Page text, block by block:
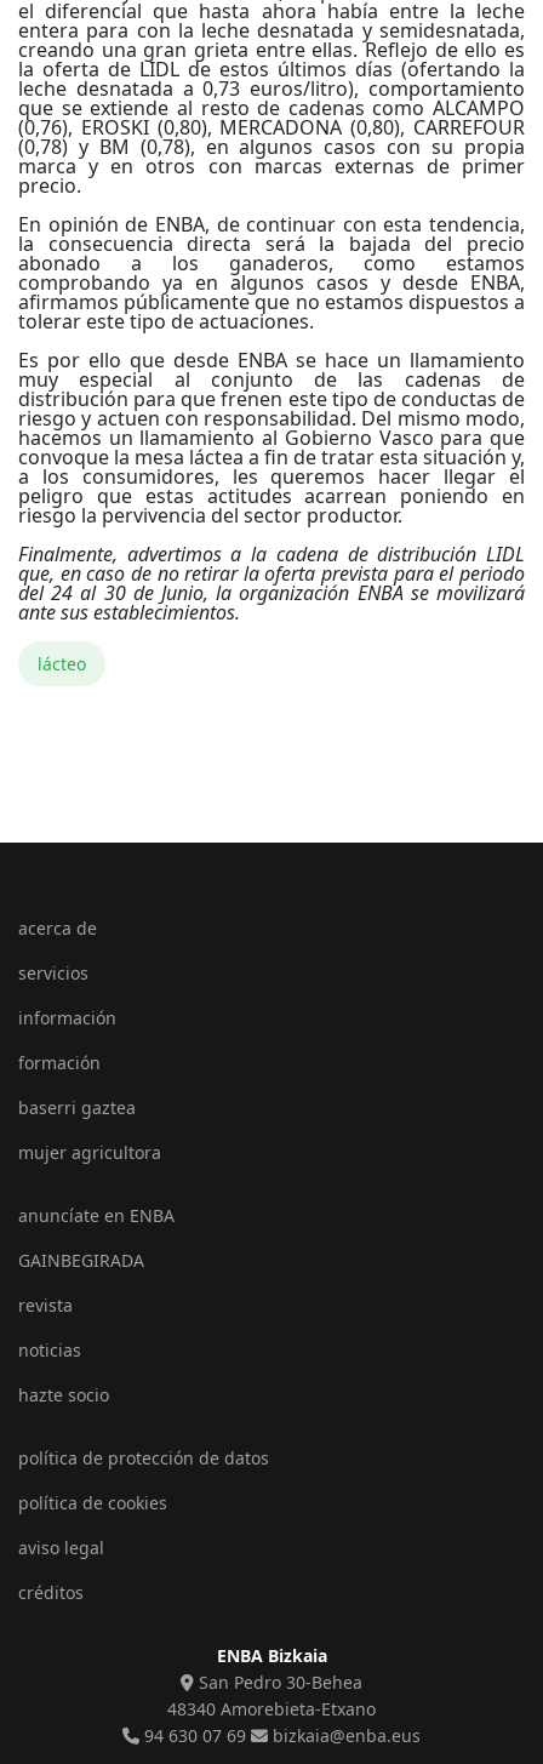
el diferencial que hasta ahora había entre la leche
entera para con la leche desnatada y semidesnatada,
creando una gran grieta entre ellas. Reflejo de ello es
la oferta de LIDL de estos últimos días (ofertando la
leche desnatada a 0,73 euros/litro), comportamiento
que se extiende al resto de cadenas como ALCAMPO
(0,76), EROSKI (0,80), MERCADONA (0,80), CARREFOUR
(0,78) y BM (0,78), en algunos casos con su propia
marca y en otros con marcas externas de primer
precio.
En opinión de ENBA, de continuar con esta tendencia,
la consecuencia directa será la bajada del precio
abonado a los ganaderos, como estamos
comprobando ya en algunos casos y desde ENBA,
afirmamos públicamente que no estamos dispuestos a
tolerar este tipo de actuaciones.
Es por ello que desde ENBA se hace un llamamiento
muy especial al conjunto de las cadenas de
distribución para que frenen este tipo de conductas de
riesgo y actuen con responsabilidad. Del mismo modo,
hacemos un llamamiento al Gobierno Vasco para que
convoque la mesa láctea a fin de tratar esta situación y,
a los consumidores, les queremos hacer llegar el
peligro que estas actitudes acarrean poniendo en
riesgo la pervivencia del sector productor.
Finalmente, advertimos a la cadena de distribución LIDL
que, en caso de no retirar la oferta prevista para el periodo
del 24 al 30 de Junio, la organización ENBA se movilizará
ante sus establecimientos.
lácteo
acerca de
servicios
información
formación
baserri gaztea
mujer agricultora
anuncíate en ENBA
GAINBEGIRADA
revista
noticias
hazte socio
política de protección de datos
política de cookies
aviso legal
créditos
ENBA Bizkaia
San Pedro 30-Behea
48340 Amorebieta-Etxano
94 630 07 69
bizkaia@enba.eus